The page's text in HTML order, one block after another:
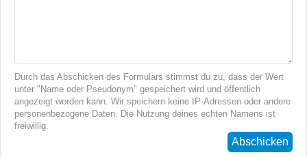
Durch das Abschicken des Formulars stimmst du zu, dass der Wert
unter "Name oder Pseudonym" gespeichert wird und öffentlich
angezeigt werden kann. Wir speichern keine IP-Adressen oder andere
personenbezogene Daten. Die Nutzung deines echten Namens ist
freiwillig.
Abschicken